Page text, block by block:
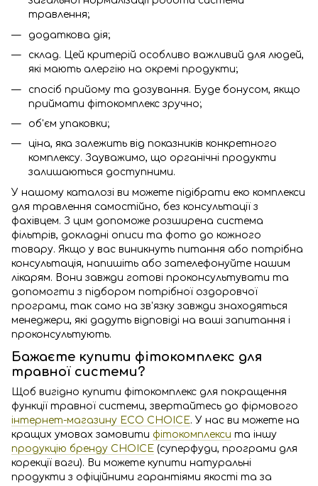
травлення;
додаткова дія;
склад. Цей критерій особливо важливий для людей,
які мають алергію на окремі продукти;
спосіб прийому та дозування. Буде бонусом, якщо
приймати фітокомплекс зручно;
об'єм упаковки;
ціна, яка залежить від показників конкретного
комплексу. Зауважимо, що органічні продукти
залишаються доступними.
У нашому каталозі ви можете підібрати еко комплекси
для травлення самостійно, без консультації з
фахівцем. З цим допоможе розширена система
фільтрів, докладні описи та фото до кожного
товару. Якщо у вас виникнуть питання або потрібна
консультація, напишіть або зателефонуйте нашим
лікарям. Вони завжди готові проконсультувати та
допомогти з підбором потрібної оздоровчої
програми, так само на зв'язку завжди знаходяться
менеджери, які дадуть відповіді на ваші запитання і
проконсультують.
Бажаєте купити фітокомплекс для
травної системи?
Щоб вигідно купити фітокомплекс для покращення
функції травної системи, звертайтесь до фірмового
інтернет-магазину ECO CHOICE. У нас ви можете на
кращих умовах замовити фітокомплекси та іншу
продукцію бренду CHOICE (суперфуди, програми для
корекції ваги). Ви можете купити натуральні
продукти з офіційними гарантіями якості та за